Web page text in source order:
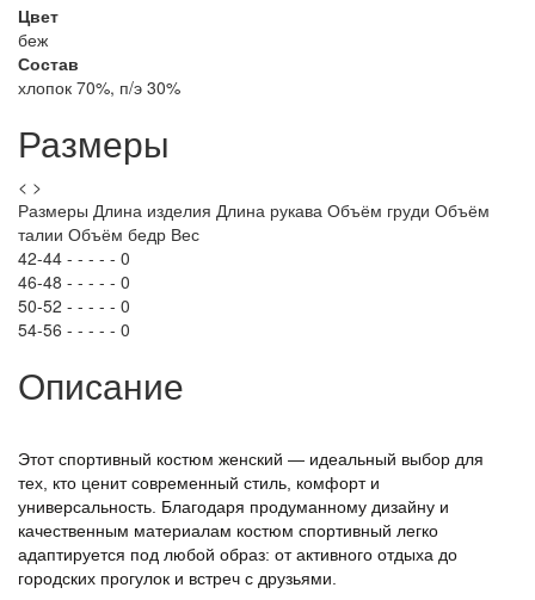
Цвет
беж
Состав
хлопок 70%, п/э 30%
Размеры
< >
Размеры Длина изделия Длина рукава Объём груди Объём
талии Объём бедр Вес
42-44 - - - - - 0
46-48 - - - - - 0
50-52 - - - - - 0
54-56 - - - - - 0
Описание
Этот спортивный костюм женский — идеальный выбор для
тех, кто ценит современный стиль, комфорт и
универсальность. Благодаря продуманному дизайну и
качественным материалам костюм спортивный легко
адаптируется под любой образ: от активного отдыха до
городских прогулок и встреч с друзьями.